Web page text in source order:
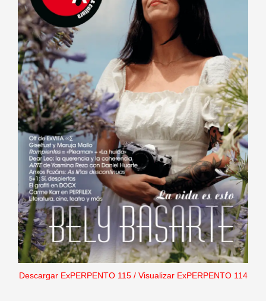
Descargar ExPERPENTO 115/ Visualizar ExPERPENTO 114